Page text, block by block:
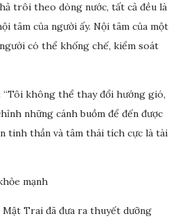
trôi theo dòng nước, tất cả đều là
tâm của người ấy. Nội tâm của một
có thể khống chế, kiểm soát
“Tôi không thể thay đổi hướng gió,
những cánh buồm để đến được
tinh thần và tâm thái tích cực là tài
mạnh
Trai đã đưa ra thuyết dưỡng